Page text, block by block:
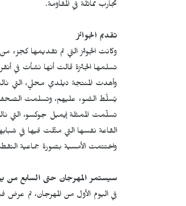
تجارب مماثلة في المقاومة.
تقديم الجوائز
وكانت الجوائز التي تم تقديمها
تسلمها الجائزة قالت أنها نشأت في
وأهدت المنتجة ديلدي محلي، التي
يُسلَّط الضوء عليهم، وتسلمت الصحفية
تسلّمت الممثلة إيميل جوكسو، التي
القاعة نفسها التي مثّلت فيها في
واختتمت الأمسية بصورة جماعية
سيستمر المهرجان حتى السابع من
في اليوم الأول من المهرجان، تم عرض